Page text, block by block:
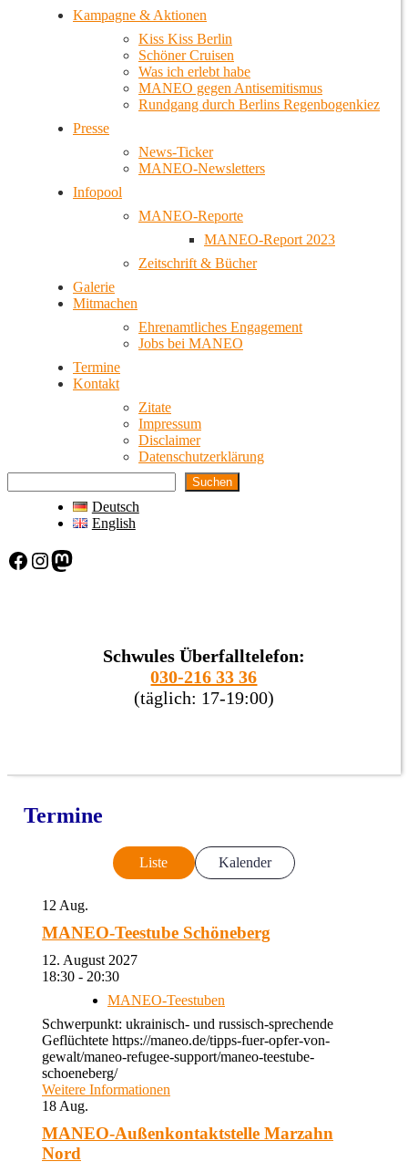
Kampagne & Aktionen
Kiss Kiss Berlin
Schöner Cruisen
Was ich erlebt habe
MANEO gegen Antisemitismus
Rundgang durch Berlins Regenbogenkiez
Presse
News-Ticker
MANEO-Newsletters
Infopool
MANEO-Reporte
MANEO-Report 2023
Zeitschrift & Bücher
Galerie
Mitmachen
Ehrenamtliches Engagement
Jobs bei MANEO
Termine
Kontakt
Zitate
Impressum
Disclaimer
Datenschutzerklärung
Suchen
Deutsch
English
Facebook Instagram Mastodon
Schwules Überfalltelefon:
030-216 33 36
(täglich: 17-19:00)
Termine
Liste Kalender
12 Aug.
MANEO-Teestube Schöneberg
12. August 2027
18:30 - 20:30
MANEO-Teestuben
Schwerpunkt: ukrainisch- und russisch-sprechende
Geflüchtete https://maneo.de/tipps-fuer-opfer-von-
gewalt/maneo-refugee-support/maneo-teestube-
schoeneberg/
Weitere Informationen
18 Aug.
MANEO-Außenkontaktstelle Marzahn
Nord